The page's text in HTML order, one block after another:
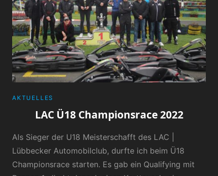
CATEGORIES
AKTUELLES
LAC Ü18 Championsrace 2022
Als Sieger der U18 Meisterschafft des LAC |
Lübbecker Automobilclub, durfte ich beim Ü18
Championsrace starten. Es gab ein Qualifying mit